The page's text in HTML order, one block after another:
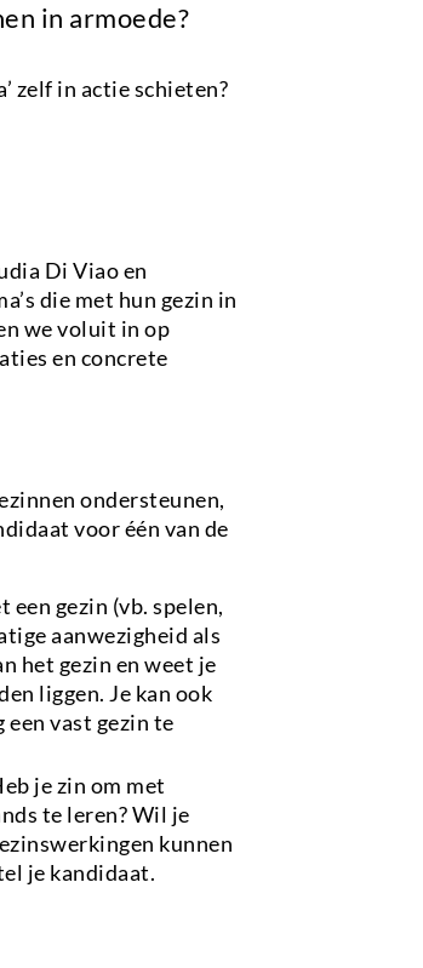
in armoede?
zelf in actie schieten?
Di Viao en
die met hun gezin in
we voluit in op
en concrete
ondersteunen,
voor één van de
gezin (vb. spelen,
aanwezigheid als
het gezin en weet je
liggen. Je kan ook
vast gezin te
je zin om met
te leren? Wil je
kunnen
je kandidaat.